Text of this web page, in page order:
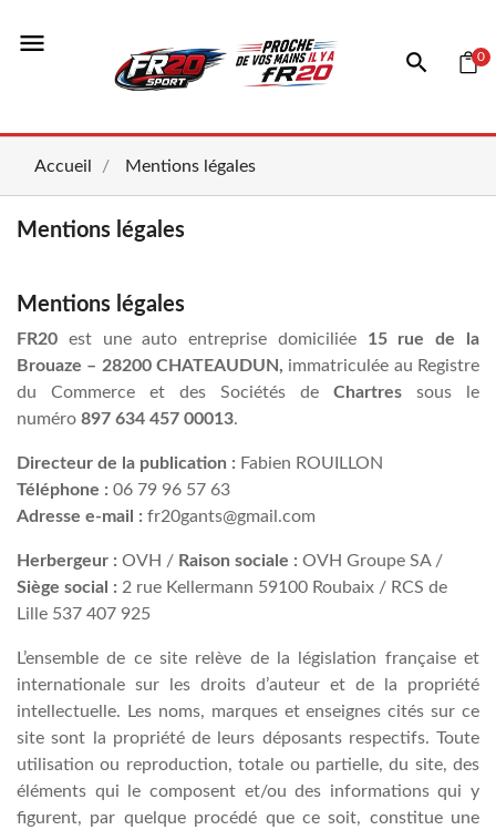
menu 0
Accueil Mentions légales
Mentions légales
Mentions légales
FR20 est une auto entreprise domiciliée 15 rue de la
Brouaze – 28200 CHATEAUDUN, immatriculée au Registre
du Commerce et des Sociétés de Chartres sous le
numéro 897 634 457 00013.
Directeur de la publication : Fabien ROUILLON
Téléphone : 06 79 96 57 63
Adresse e-mail : fr20gants@gmail.com
Herbergeur : OVH / Raison sociale : OVH Groupe SA /
Siège social : 2 rue Kellermann 59100 Roubaix / RCS de
Lille 537 407 925
L’ensemble de ce site relève de la législation française et
internationale sur les droits d’auteur et de la propriété
intellectuelle. Les noms, marques et enseignes cités sur ce
site sont la propriété de leurs déposants respectifs. Toute
utilisation ou reproduction, totale ou partielle, du site, des
éléments qui le composent et/ou des informations qui y
figurent, par quelque procédé que ce soit, constitue une